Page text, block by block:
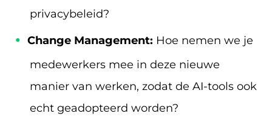
privacybeleid?
Change Management: Hoe nemen we je
medewerkers mee in deze nieuwe
manier van werken, zodat de AI-tools ook
echt geadopteerd worden?